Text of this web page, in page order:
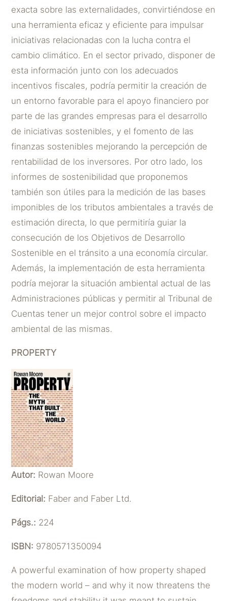
exacta sobre las externalidades, convirtiéndose en
una herramienta eficaz y eficiente para impulsar
iniciativas relacionadas con la lucha contra el
cambio climático. En el sector privado, disponer de
esta información junto con los adecuados
incentivos fiscales, podría permitir la creación de
un entorno favorable para el apoyo financiero por
parte de las grandes empresas para el desarrollo
de iniciativas sostenibles, y el fomento de las
finanzas sostenibles mejorando la percepción de
rentabilidad de los inversores. Por otro lado, los
informes de sostenibilidad que proponemos
también son útiles para la medición de las bases
imponibles de los tributos ambientales a través de
estimación directa, lo que permitiría guiar la
consecución de los Objetivos de Desarrollo
Sostenible en el tránsito a una economía circular.
Además, la implementación de esta herramienta
podría mejorar la situación ambiental actual de las
Administraciones públicas y permitir al Tribunal de
Cuentas tener un mejor control sobre el impacto
ambiental de las mismas.
PROPERTY
Autor: Rowan Moore
Editorial: Faber and Faber Ltd.
Págs.: 224
ISBN: 9780571350094
A powerful examination of how property shaped
the modern world – and why it now threatens the